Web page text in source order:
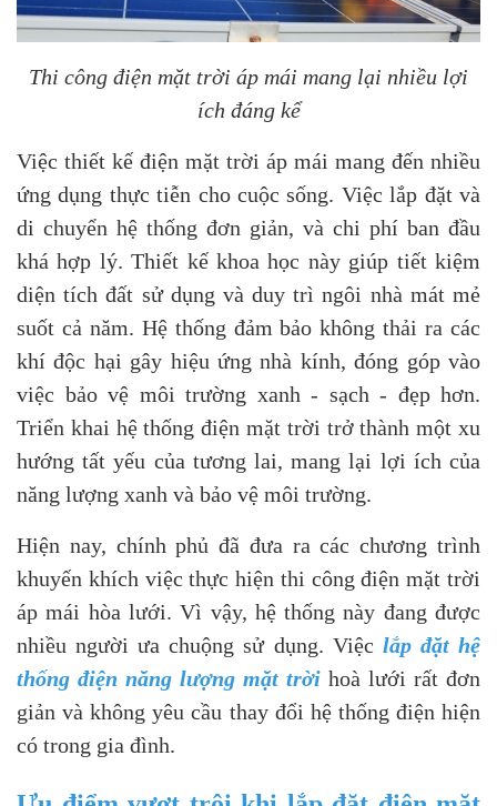
Thi công điện mặt trời áp mái mang lại nhiều lợi
ích đáng kể
Việc thiết kế điện mặt trời áp mái mang đến nhiều
ứng dụng thực tiễn cho cuộc sống. Việc lắp đặt và
di chuyển hệ thống đơn giản, và chi phí ban đầu
khá hợp lý. Thiết kế khoa học này giúp tiết kiệm
diện tích đất sử dụng và duy trì ngôi nhà mát mẻ
suốt cả năm. Hệ thống đảm bảo không thải ra các
khí độc hại gây hiệu ứng nhà kính, đóng góp vào
việc bảo vệ môi trường xanh - sạch - đẹp hơn.
Triển khai hệ thống điện mặt trời trở thành một xu
hướng tất yếu của tương lai, mang lại lợi ích của
năng lượng xanh và bảo vệ môi trường.
Hiện nay, chính phủ đã đưa ra các chương trình
khuyến khích việc thực hiện thi công điện mặt trời
áp mái hòa lưới. Vì vậy, hệ thống này đang được
nhiều người ưa chuộng sử dụng. Việc lắp đặt hệ
thống điện năng lượng mặt trời hoà lưới rất đơn
giản và không yêu cầu thay đổi hệ thống điện hiện
có trong gia đình.